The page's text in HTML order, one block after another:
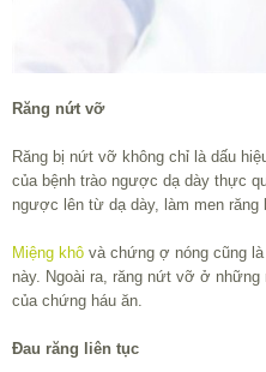
Răng nứt vỡ
Răng bị nứt vỡ không chỉ là dấu
của bệnh trào ngược dạ dày thực
ngược lên từ dạ dày, làm men răng
Miệng khô và chứng ợ nóng cũng
này. Ngoài ra, răng nứt vỡ ở
của chứng háu ăn.
Đau răng liên tục